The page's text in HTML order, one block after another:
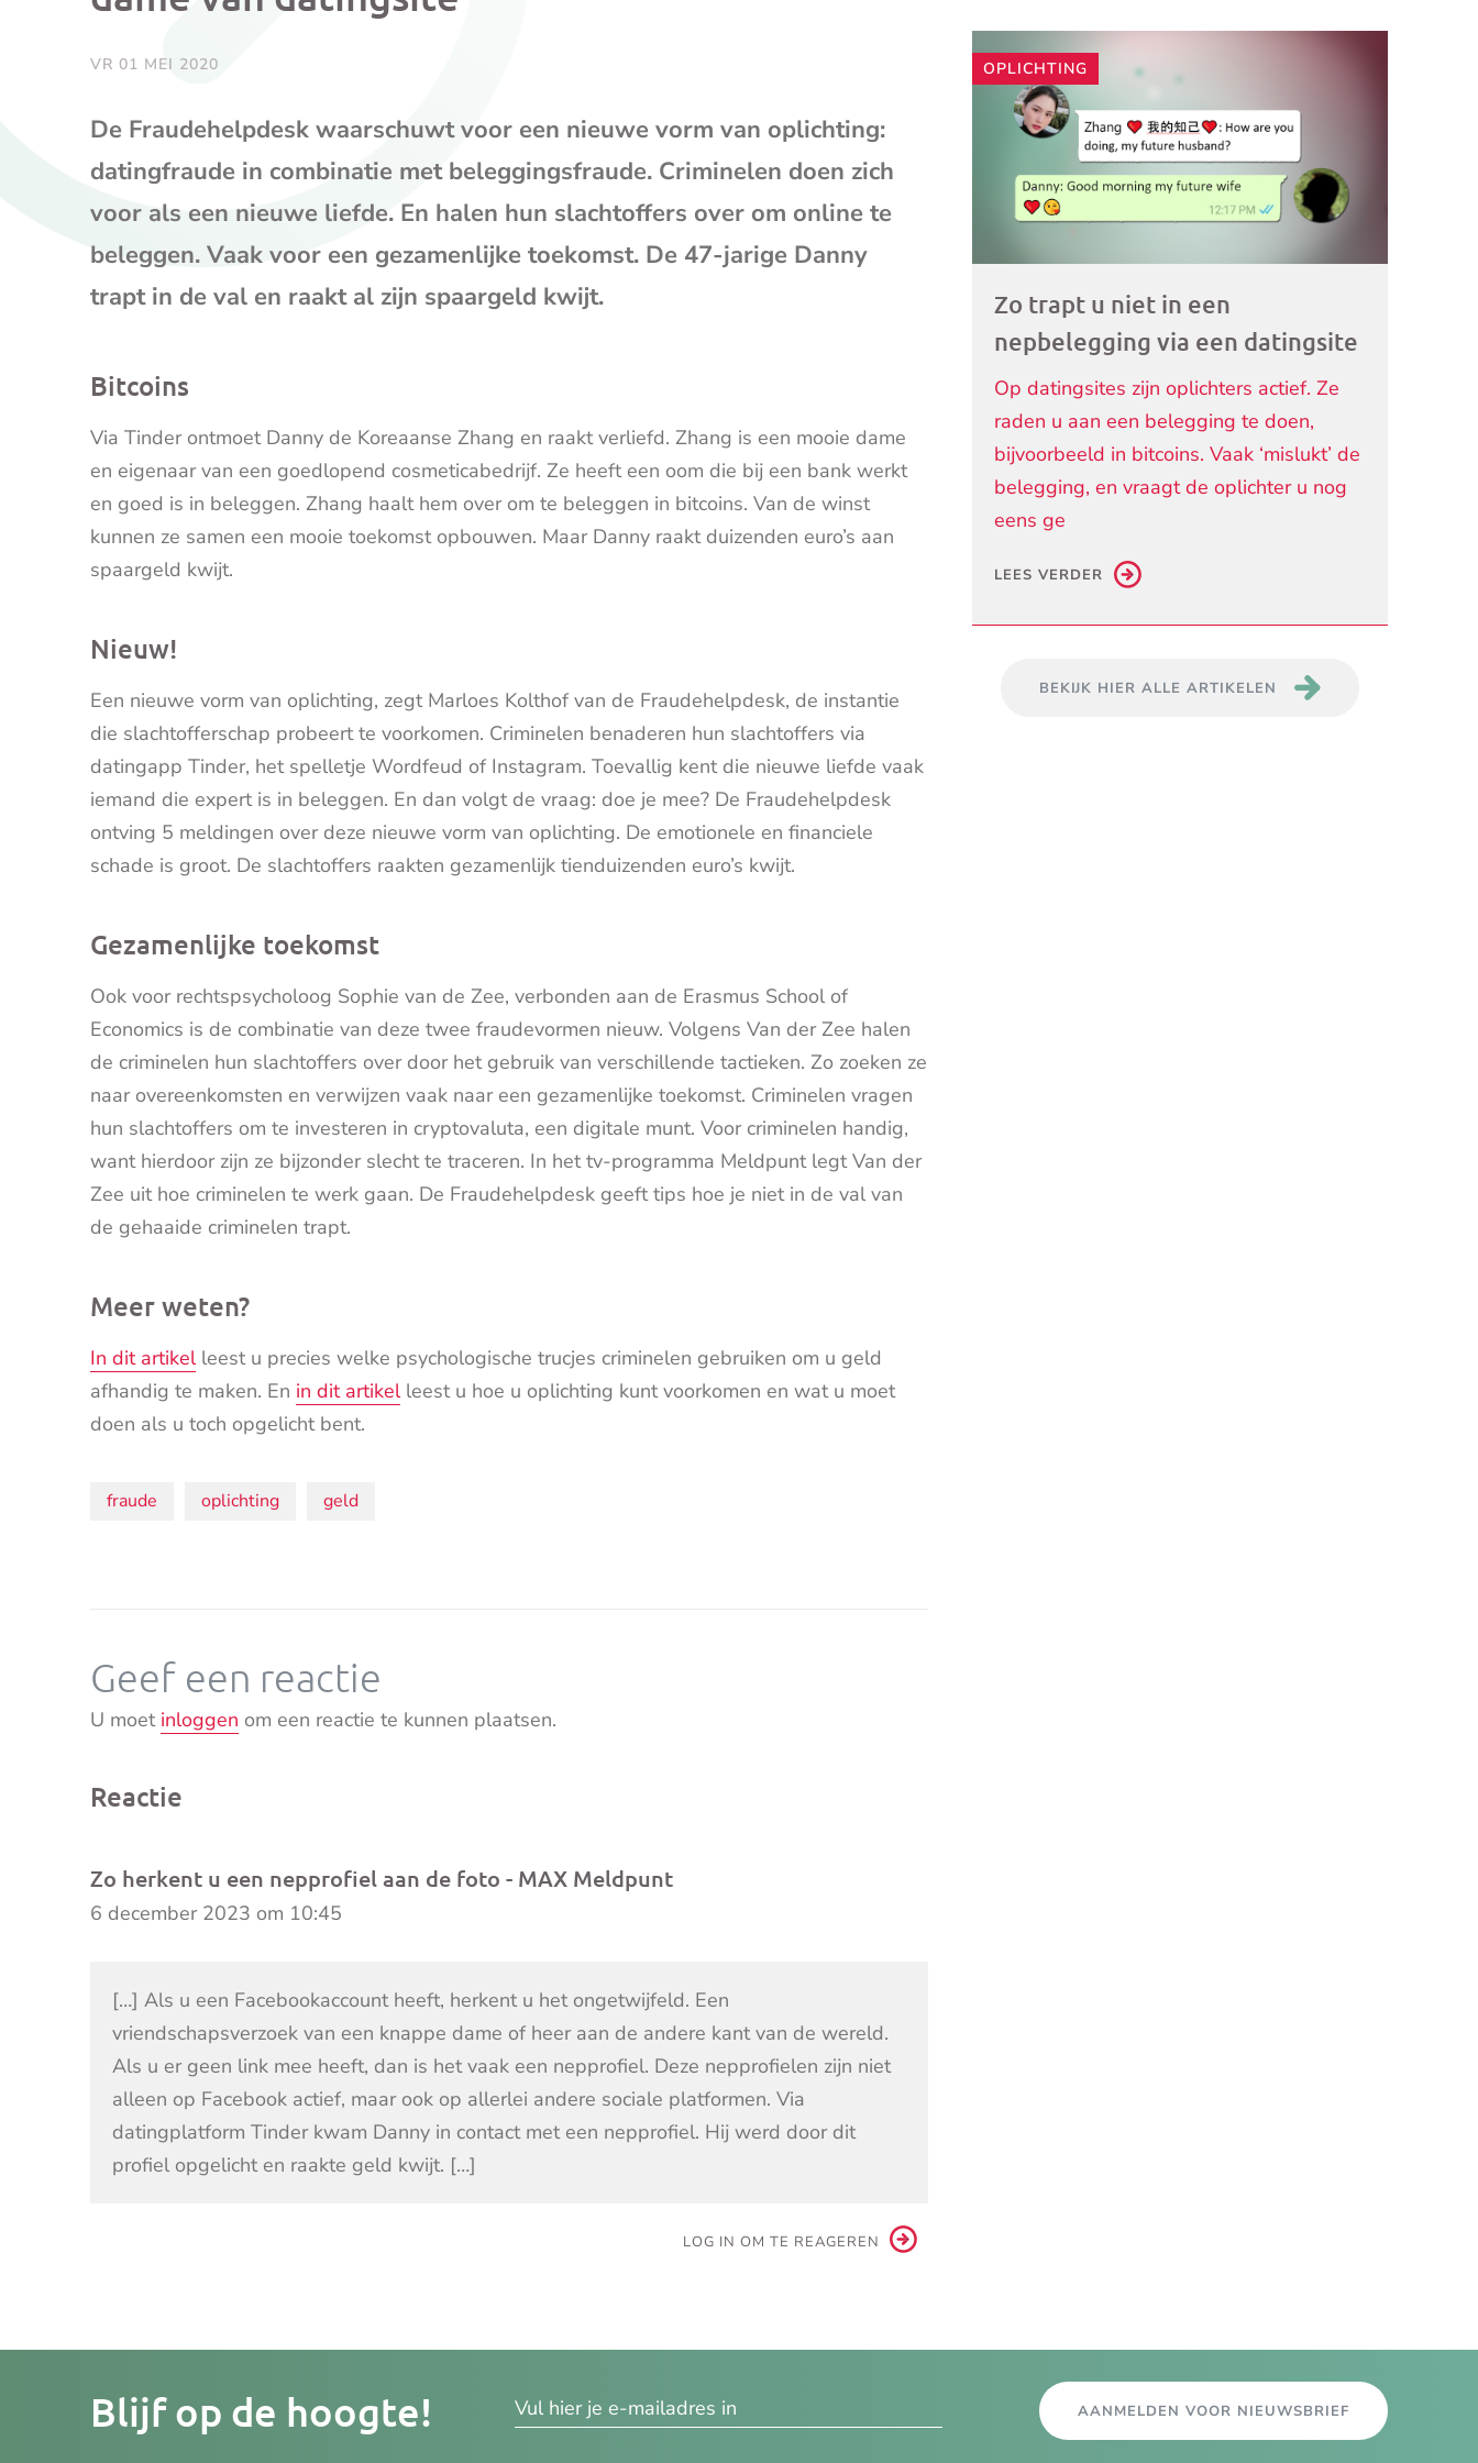
(opent
mailprogramma)
VR 01 MEI 2020
De Fraudehelpdesk waarschuwt voor een nieuwe vorm van oplichting:
datingfraude in combinatie met beleggingsfraude. Criminelen doen zich
voor als een nieuwe liefde. En halen hun slachtoffers over om online te
beleggen. Vaak voor een gezamenlijke toekomst. De 47-jarige Danny
trapt in de val en raakt al zijn spaargeld kwijt.
Bitcoins
Via Tinder ontmoet Danny de Koreaanse Zhang en raakt verliefd. Zhang is een mooie dame
en eigenaar van een goedlopend cosmeticabedrijf. Ze heeft een oom die bij een bank werkt
en goed is in beleggen. Zhang haalt hem over om te beleggen in bitcoins. Van de winst
kunnen ze samen een mooie toekomst opbouwen. Maar Danny raakt duizenden euro’s aan
spaargeld kwijt.
Nieuw!
Een nieuwe vorm van oplichting, zegt Marloes Kolthof van de Fraudehelpdesk, de instantie
die slachtofferschap probeert te voorkomen. Criminelen benaderen hun slachtoffers via
datingapp Tinder, het spelletje Wordfeud of Instagram. Toevallig kent die nieuwe liefde vaak
iemand die expert is in beleggen. En dan volgt de vraag: doe je mee? De Fraudehelpdesk
ontving 5 meldingen over deze nieuwe vorm van oplichting. De emotionele en financiele
schade is groot. De slachtoffers raakten gezamenlijk tienduizenden euro’s kwijt.
Gezamenlijke toekomst
Ook voor rechtspsycholoog Sophie van de Zee, verbonden aan de Erasmus School of
Economics is de combinatie van deze twee fraudevormen nieuw. Volgens Van der Zee halen
de criminelen hun slachtoffers over door het gebruik van verschillende tactieken. Zo zoeken ze
naar overeenkomsten en verwijzen vaak naar een gezamenlijke toekomst. Criminelen vragen
hun slachtoffers om te investeren in cryptovaluta, een digitale munt. Voor criminelen handig,
want hierdoor zijn ze bijzonder slecht te traceren. In het tv-programma Meldpunt legt Van der
Zee uit hoe criminelen te werk gaan. De Fraudehelpdesk geeft tips hoe je niet in de val van
de gehaaide criminelen trapt.
Meer weten?
In dit artikelleest u precies welke psychologische trucjes criminelen gebruiken om u geld
afhandig te maken. En in dit artikelleest u hoe u oplichting kunt voorkomen en wat u moet
doen als u toch opgelicht bent.
Onderwerpen:
fraude oplichting geld
Geef een reactie
U moet inloggen om een reactie te kunnen plaatsen.
Reactie
Zo herkent u een nepprofiel aan de foto - MAX Meldpunt
6 december 2023 om 10:45
[…] Als u een Facebookaccount heeft, herkent u het ongetwijfeld. Een
vriendschapsverzoek van een knappe dame of heer aan de andere kant van de wereld.
Als u er geen link mee heeft, dan is het vaak een nepprofiel. Deze nepprofielen zijn niet
alleen op Facebook actief, maar ook op allerlei andere sociale platformen. Via
datingplatform Tinder kwam Danny in contact met een nepprofiel. Hij werd door dit
profiel opgelicht en raakte geld kwijt. […]
LOG IN OM TE REAGEREN
OPLICHTING
Zo trapt u niet in een
nepbelegging via een datingsite
Op datingsites zijn oplichters actief. Ze
raden u aan een belegging te doen,
bijvoorbeeld in bitcoins. Vaak ‘mislukt’ de
belegging, en vraagt de oplichter u nog
eens ge
LEES VERDER
BEKIJK HIER ALLE ARTIKELEN
Blijf op de hoogte! AANMELDEN VOOR NIEUWSBRIEF